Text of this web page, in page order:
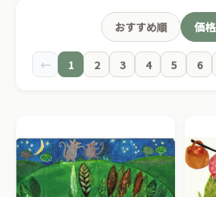
トドラー
積む・並べる
4+
キッズ
作る・想像する
長く使えるものを選ぶ：成長に合わ
もちゃ
安全性の高いもの：欧州安全基準（
おすすめ順 価
← 1 2 3 4 5 6